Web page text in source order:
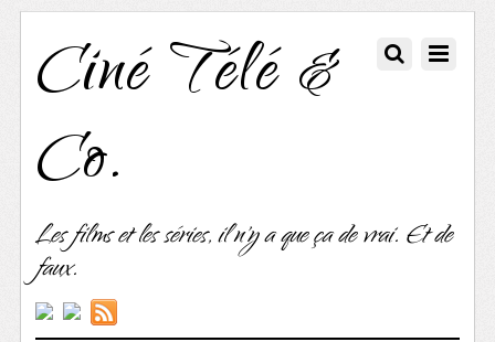
Ciné Télé &
Co.
Les films et les séries, il n'y a que ça de vrai. Et de
faux.